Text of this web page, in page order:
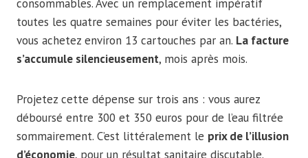
consommables. Avec un remplacement impératif
toutes les quatre semaines pour éviter les bactéries,
vous achetez environ 13 cartouches par an. La facture
s’accumule silencieusement, mois après mois.
Projetez cette dépense sur trois ans : vous aurez
déboursé entre 300 et 350 euros pour de l’eau filtrée
sommairement. C’est littéralement le prix de l’illusion
d’économie, pour un résultat sanitaire discutable.